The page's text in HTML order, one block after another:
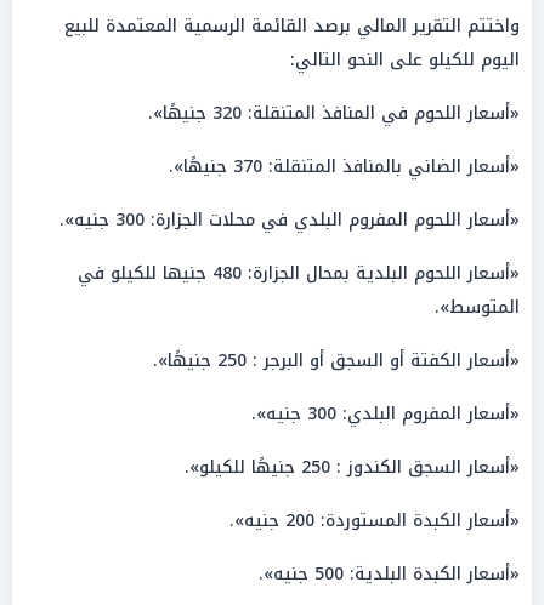
واختتم التقرير المالي برصد القائمة الرسمية المعتمدة للبيع
اليوم للكيلو على النحو التالي:
«أسعار اللحوم في المنافذ المتنقلة: 320 جنيهًا».
«أسعار الضاني بالمنافذ المتنقلة: 370 جنيهًا».
«أسعار اللحوم المفروم البلدي في محلات الجزارة: 300 جنيه».
«أسعار اللحوم البلدية بمحال الجزارة: 480 جنيها للكيلو في
المتوسط».
«أسعار الكفتة أو السجق أو البرجر : 250 جنيهًا».
«أسعار المفروم البلدي: 300 جنيه».
«أسعار السجق الكندوز : 250 جنيهًا للكيلو».
«أسعار الكبدة المستوردة: 200 جنيه».
«أسعار الكبدة البلدية: 500 جنيه».